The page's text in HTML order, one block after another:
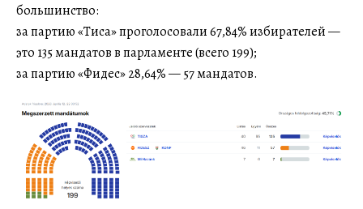
большинство:
за партию «Тиса» проголосовали 67,84% избирателей —
это 135 мандатов в парламенте (всего 199);
за партию «Фидес» 28,64% — 57 мандатов.